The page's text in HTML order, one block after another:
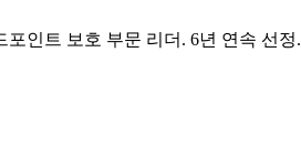
인트 보호 부문 리더. 6년 연속 선정.